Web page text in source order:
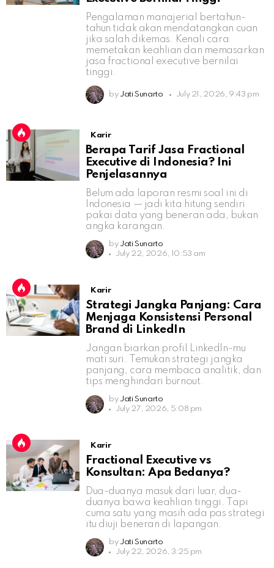
Pengalaman manajerial bertahun-
tahun tidak akan mendatangkan cuan
jika salah dikemas. Kenali cara
memetakan keahlian dan memasarkan
jasa fractional executive bernilai
tinggi.
by Jati Sunarto July 21, 2026, 9:43 pm
Karir
Berapa Tarif Jasa Fractional
Executive di Indonesia? Ini
Penjelasannya
Belum ada laporan resmi soal ini di
Indonesia — jadi kita hitung sendiri
pakai data yang beneran ada, bukan
angka karangan.
by Jati Sunarto
July 22, 2026, 10:53 am
Karir
Strategi Jangka Panjang: Cara
Menjaga Konsistensi Personal
Brand di LinkedIn
Jangan biarkan profil LinkedIn-mu
mati suri. Temukan strategi jangka
panjang, cara membaca analitik, dan
tips menghindari burnout.
by Jati Sunarto
July 27, 2026, 5:08 pm
Karir
Fractional Executive vs
Konsultan: Apa Bedanya?
Dua-duanya masuk dari luar, dua-
duanya bawa keahlian tinggi. Tapi
cuma satu yang masih ada pas strategi
itu diuji beneran di lapangan.
by Jati Sunarto
July 22, 2026, 3:25 pm